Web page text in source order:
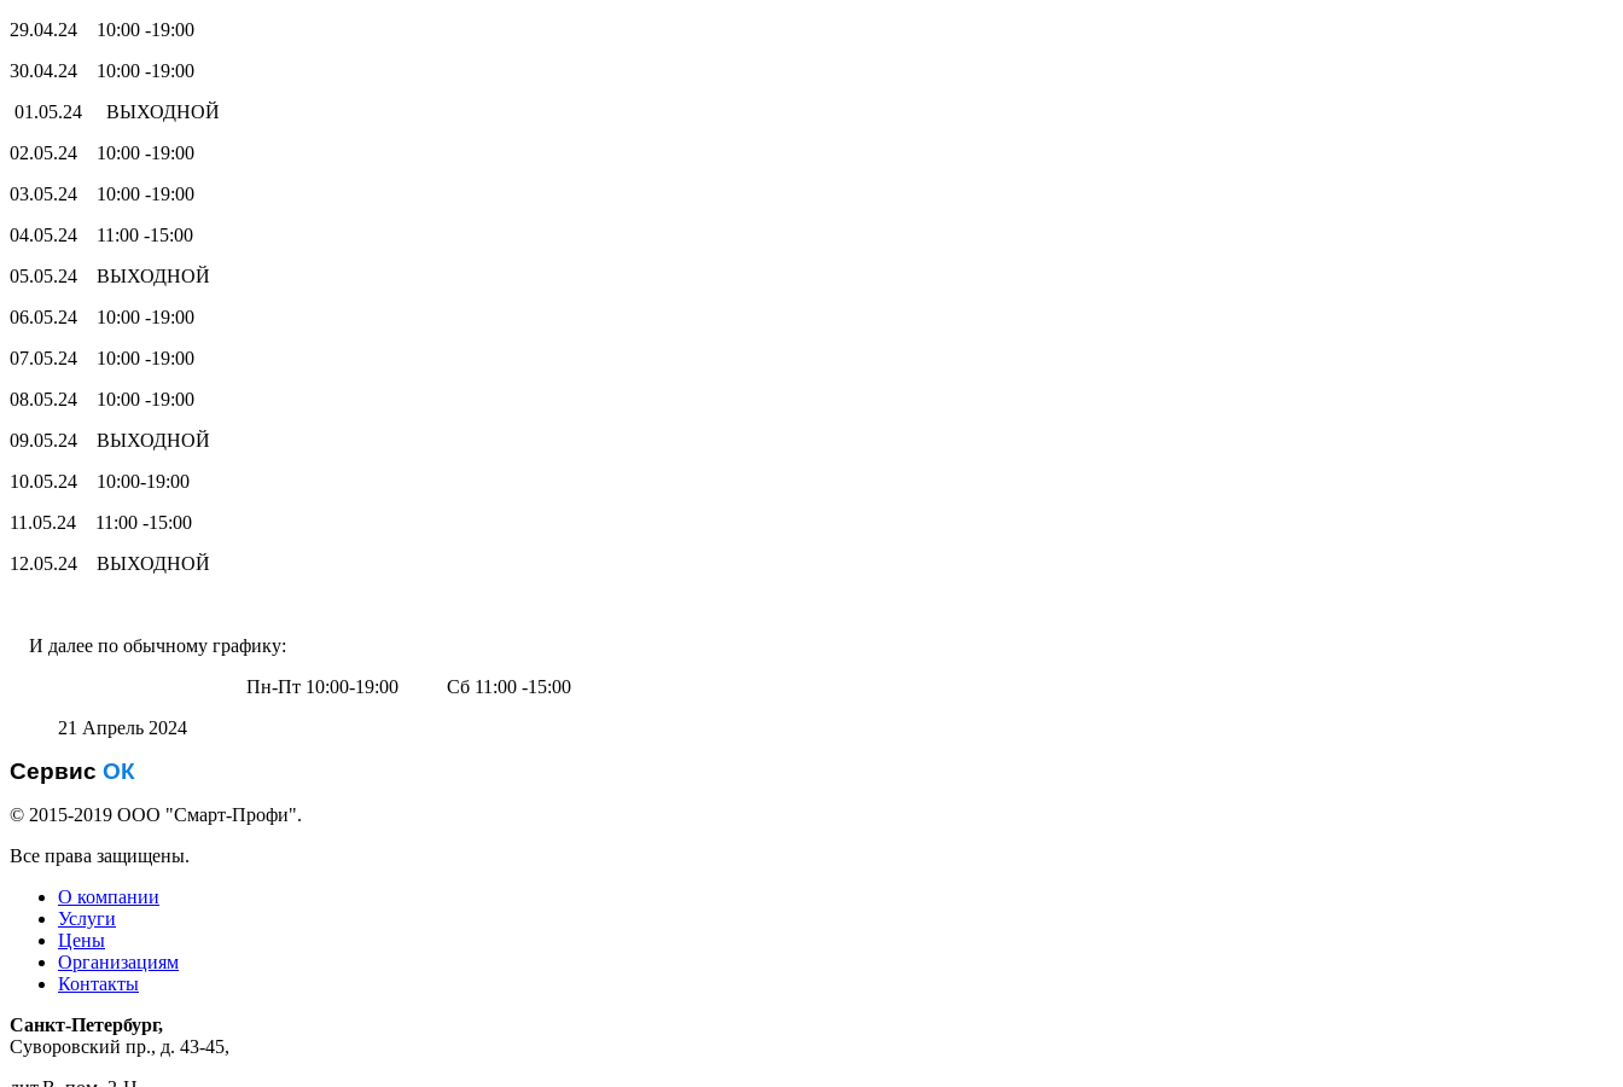
29.04.24 10:00 -19:00
30.04.24 10:00 -19:00
01.05.24 ВЫХОДНОЙ
02.05.24 10:00 -19:00
03.05.24 10:00 -19:00
04.05.24 11:00 -15:00
05.05.24 ВЫХОДНОЙ
06.05.24 10:00 -19:00
07.05.24 10:00 -19:00
08.05.24 10:00 -19:00
09.05.24 ВЫХОДНОЙ
10.05.24 10:00-19:00
11.05.24 11:00 -15:00
12.05.24 ВЫХОДНОЙ
И далее по обычному графику:
Пн-Пт 10:00-19:00 Сб 11:00 -15:00
21 Апрель 2024
Сервис ОК
© 2015-2019 ООО "Смарт-Профи".
Все права защищены.
О компании
Услуги
Цены
Организациям
Контакты
Санкт-Петербург,
Суворовский пр., д. 43-45,